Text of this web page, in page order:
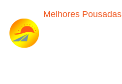
Melhores Pousadas